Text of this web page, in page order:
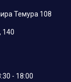
Темура 108
140
- 18:00